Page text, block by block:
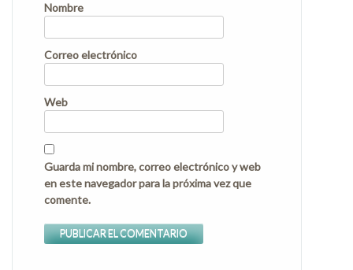
Nombre
Correo electrónico
Web
Guarda mi nombre, correo electrónico y web
en este navegador para la próxima vez que
comente.